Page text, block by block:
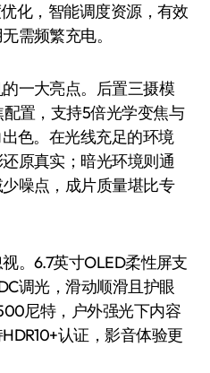
化，智能调度资源，有效
需频繁充电。
一大亮点。后置三摄模
置，支持5倍光学变焦与
色。在光线充足的环境
原真实；暗光环境则通
噪点，成片质量堪比专
6.7英寸OLED柔性屏支
调光，滑动顺滑且护眼
尼特，户外强光下内容
认证，影音体验更